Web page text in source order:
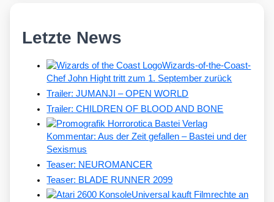
Letzte News
Wizards-of-the-Coast-
Chef John Hight tritt zum 1. September zurück
Trailer: JUMANJI – OPEN WORLD
Trailer: CHILDREN OF BLOOD AND BONE
Kommentar: Aus der Zeit gefallen – Bastei und der
Sexismus
Teaser: NEUROMANCER
Teaser: BLADE RUNNER 2099
Universal kauft Filmrechte an